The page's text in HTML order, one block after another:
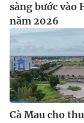
sàng bước vào
năm 2026
Cà Mau cho